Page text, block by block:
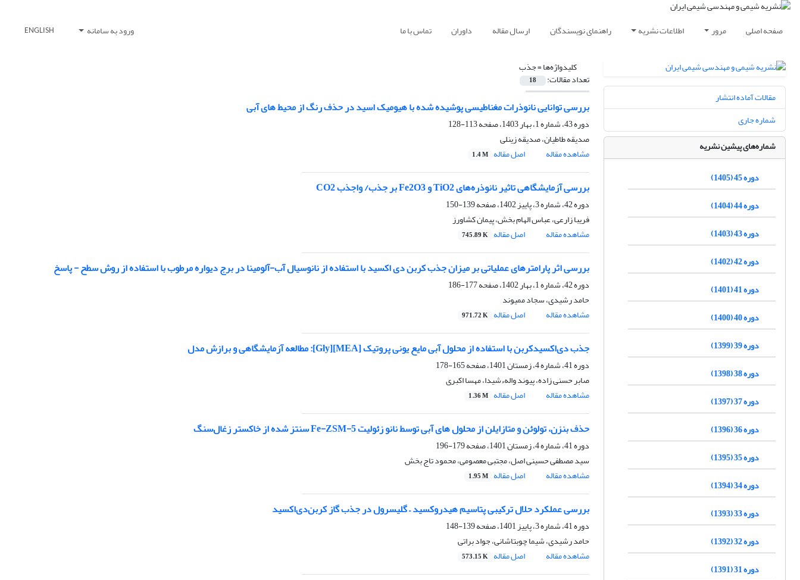
صفحه اصلی مرور اطلاعات نشریه راهنمای نویسندگان ارسال مقاله داوران تماس با ما ورود به سامانه ENGLISH
کلیدواژه‌ها =جذب
تعداد مقالات: 18
بررسی توانایی نانوذرات مغناطیسی پوشیده شده با هیومیک اسید در حذف رنگ از محیط های آبی
دوره 43، شماره 1، بهار 1403، صفحه
113-128
صدیقه طاطیان، صدیقه زینلی
مشاهده مقاله
اصل مقاله 1.4 M
بررسی آزمایشگاهی تاثیر نانوذره‌های TiO2 و Fe2O3 بر جذب/ واجذب CO2
دوره 42، شماره 3، پاییز 1402، صفحه
139-150
فریبا زارعی، عباس الهام بخش، پیمان کشاورز
مشاهده مقاله
اصل مقاله 745.89 K
بررسی اثر پارامترهای عملیاتی بر میزان جذب کربن دی اکسید با استفاده از نانوسیال آب-آلومینا در برج دیواره مرطوب با استفاده از روش سطح - پاسخ
دوره 42، شماره 1، بهار 1402، صفحه
177-186
حامد رشیدی، سجاد ممیوند
مشاهده مقاله
اصل مقاله 971.72 K
جذب دی‌اکسیدکربن با استفاده از محلول آبی مایع یونی پروتیک [MEA][Gly]: مطالعه آزمایشگاهی و برازش مدل
دوره 41، شماره 4، زمستان 1401، صفحه
165-178
صابر حسنی زاده، پیوند والهءشیدا، مهسا اکبری
مشاهده مقاله
اصل مقاله 1.36 M
حذف بنزن، تولوئن و متازایلن از محلول های آبی توسط نانو زئولیت Fe-ZSM-5 سنتز شده از خاکستر زغال‌سنگ
دوره 41، شماره 4، زمستان 1401، صفحه
179-196
سید مصطفی حسینی اصل، مجتبی معصومی، محمود تاج بخش
مشاهده مقاله
اصل مقاله 1.95 M
بررسی عملکرد حلال ترکیبی پتاسیم هیدروکسید – گلیسرول در جذب گاز کربن‌دی‌اکسید
دوره 41، شماره 3، پاییز 1401، صفحه
139-148
حامد رشیدی، شیما چوبتاشانی، جواد براتی
مشاهده مقاله
اصل مقاله 573.15 K
مقالات آماده انتشار
شماره جاری
شماره‌های پیشین نشریه
دوره 45 (1405)
دوره 44 (1404)
دوره 43 (1403)
دوره 42 (1402)
دوره 41 (1401)
دوره 40 (1400)
دوره 39 (1399)
دوره 38 (1398)
دوره 37 (1397)
دوره 36 (1396)
دوره 35 (1395)
دوره 34 (1394)
دوره 33 (1393)
دوره 32 (1392)
دوره 31 (1391)